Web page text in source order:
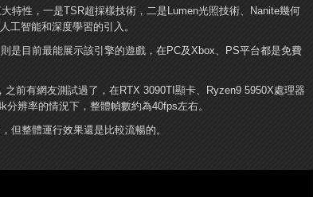
特性，一是TSR超採樣技術，二是Lumen光照技術、Nanite幾何
工智能和深度學習的引入。
是目前最能展示該引擎的遊戲，在PC及Xbox、PS平台都是免費
前有網友測試過了，在RTX 3090TI顯卡、Ryzen9 5950X處理器
辨率的情況下，整體幀數約為40fps左右。
但整體運行效果還是比較流暢的。